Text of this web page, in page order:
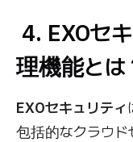
4. EXOセ
理機能とは
EXOセキュリティ
包括的なクラウ